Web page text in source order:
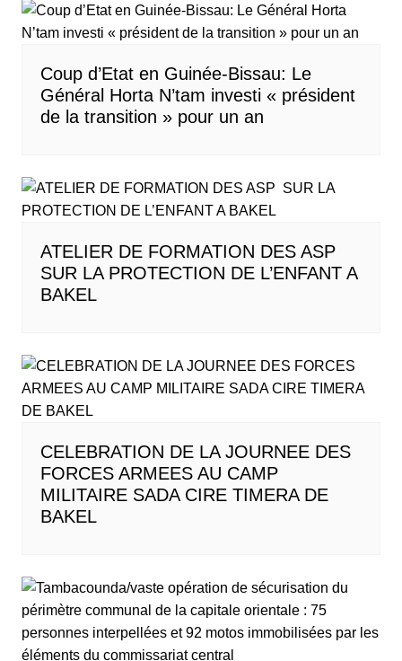
Coup d’Etat en Guinée-Bissau: Le
Général Horta N’tam investi « président
de la transition » pour un an
ATELIER DE FORMATION DES ASP
SUR LA PROTECTION DE L’ENFANT A
BAKEL
CELEBRATION DE LA JOURNEE DES
FORCES ARMEES AU CAMP
MILITAIRE SADA CIRE TIMERA DE
BAKEL